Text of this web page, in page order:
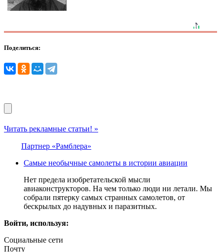
Поделиться:
Читать рекламные статьи! »
Партнер «Рамблера»
Самые необычные самолеты в истории авиации
Нет предела изобретательской мысли
авиаконструкторов. На чем только люди ни летали. Мы
собрали пятерку самых странных самолетов, от
бескрылых до надувных и паразитных.
Войти, используя:
Социальные сети
Почту